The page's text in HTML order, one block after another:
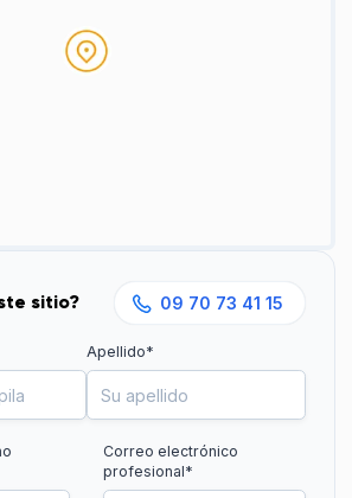
sitio? 09 70 73 41 15
Apellido*
Correo electrónico
profesional*